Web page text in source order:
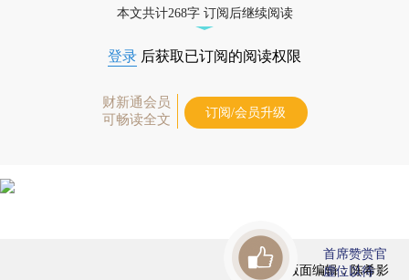
本文共计268字 订阅后继续阅读
登录 后获取已订阅的阅读权限
财新通会员
可畅读全文
订阅/会员升级
版面编辑：陈希影
首席赞赏官
虚位以待